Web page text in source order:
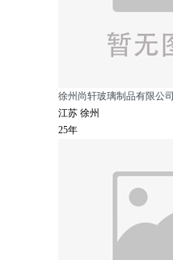
徐州尚轩玻璃制品有限公司
江苏 徐州
25年